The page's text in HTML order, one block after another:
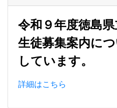
令和９年度徳島
生徒募集案内に
しています。
詳細はこちら